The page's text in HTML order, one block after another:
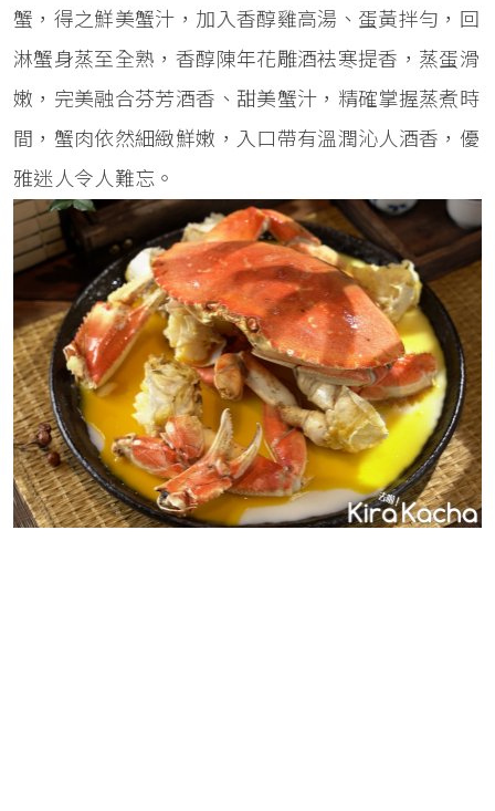
蟹，得之鮮美蟹汁，加入香醇雞高湯、蛋黃拌勻，回
淋蟹身蒸至全熟，香醇陳年花雕酒袪寒提香，蒸蛋滑
嫩，完美融合芬芳酒香、甜美蟹汁，精確掌握蒸煮時
間，蟹肉依然細緻鮮嫩，入口帶有溫潤沁人酒香，優
雅迷人令人難忘。